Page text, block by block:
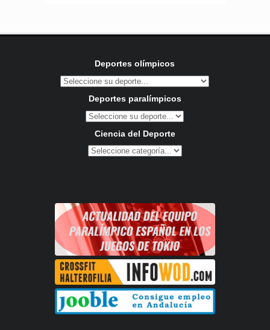
Deportes olímpicos
Deportes paralímpicos
Ciencia del Deporte